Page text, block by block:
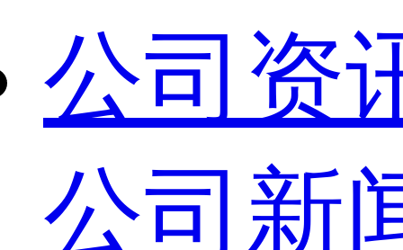
公司资
公司新